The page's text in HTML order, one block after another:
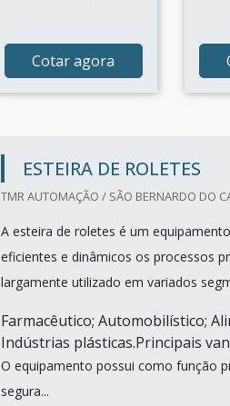
Cotar agora
ESTEIRA DE ROLETES
TMR AUTOMAÇÃO / SÃO BERNARDO DO
A esteira de roletes é um
eficientes e dinâmicos os processos
largamente utilizado em variados
Farmacêutico; Automobilístico;
Indústrias plásticas.Principais
O equipamento possui como função
segura...